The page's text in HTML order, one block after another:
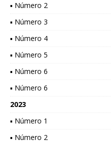
▪ Número 2
▪ Número 3
▪ Número 4
▪ Número 5
▪ Número 6
▪ Número 6
2023
▪ Número 1
▪ Número 2